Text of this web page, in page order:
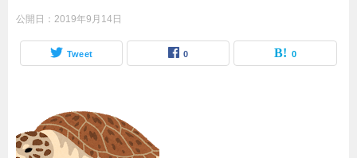
公開日： 2019年9月14日
Tweet 0 0